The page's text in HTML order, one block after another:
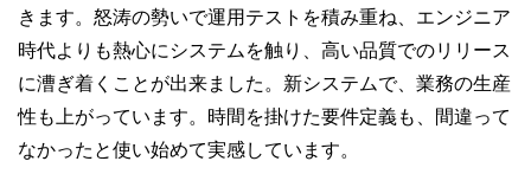
きます。怒涛の勢いで運用テストを積み重ね、エンジニア
時代よりも熱心にシステムを触り、高い品質でのリリース
に漕ぎ着くことが出来ました。新システムで、業務の生産
性も上がっています。時間を掛けた要件定義も、間違って
なかったと使い始めて実感しています。